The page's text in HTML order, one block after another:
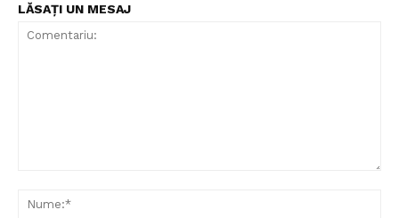
LĂSAȚI UN MESAJ